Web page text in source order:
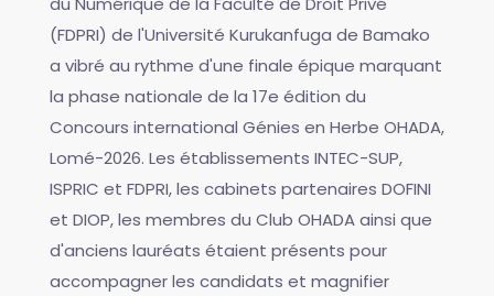
(FDPRI) de l'Université Kurukanfuga de Bamako
a vibré au rythme d'une finale épique marquant
la phase nationale de la 17e édition du
Concours international Génies en Herbe OHADA,
Lomé-2026. Les établissements INTEC-SUP,
ISPRIC et FDPRI, les cabinets partenaires DOFINI
et DIOP, les membres du Club OHADA ainsi que
d'anciens lauréats étaient présents pour
accompagner les candidats et magnifier